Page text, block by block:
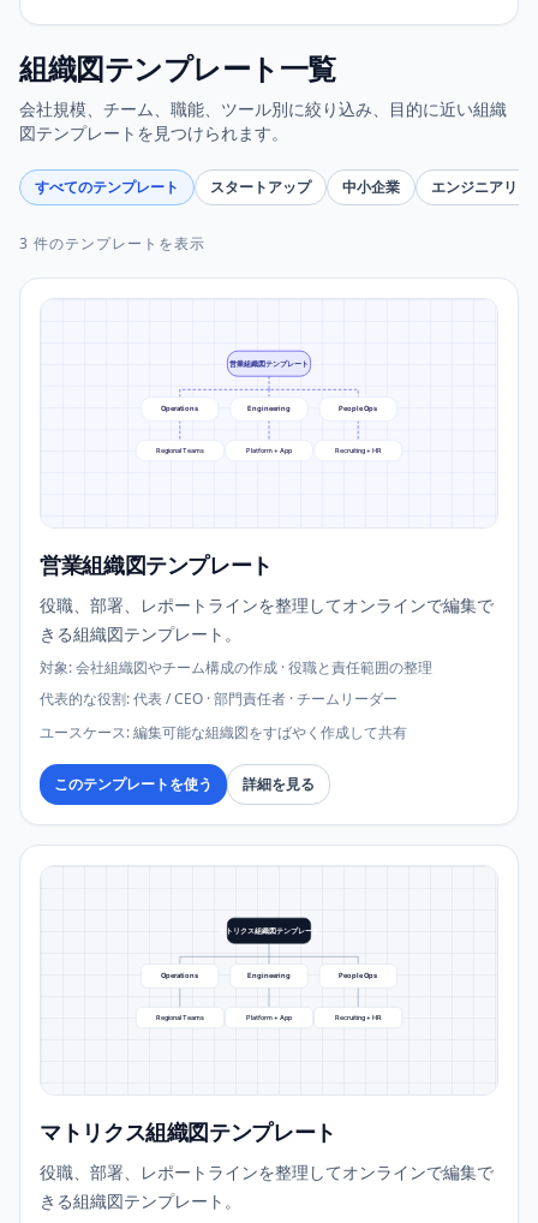
組織図テンプレート一覧
会社規模、チーム、職能、ツール別に絞り込み、目的に近い組織
図テンプレートを見つけられます。
すべてのテンプレート スタートアップ 中小企業 エンジニアリン
3 件のテンプレートを表示
営業組織図テンプレート
Operations Engineering People Ops
Regional Teams Platform + App Recruiting + HR
営業組織図テンプレート
役職、部署、レポートラインを整理してオンラインで編集で
きる組織図テンプレート。
対象:会社組織図やチーム構成の作成 · 役職と責任範囲の整理
代表的な役割:代表 / CEO · 部門責任者 · チームリーダー
ユースケース:編集可能な組織図をすばやく作成して共有
このテンプレートを使う 詳細を見る
マトリクス組織図テンプレート
Operations Engineering People Ops
Regional Teams Platform + App Recruiting + HR
マトリクス組織図テンプレート
役職、部署、レポートラインを整理してオンラインで編集で
きる組織図テンプレート。